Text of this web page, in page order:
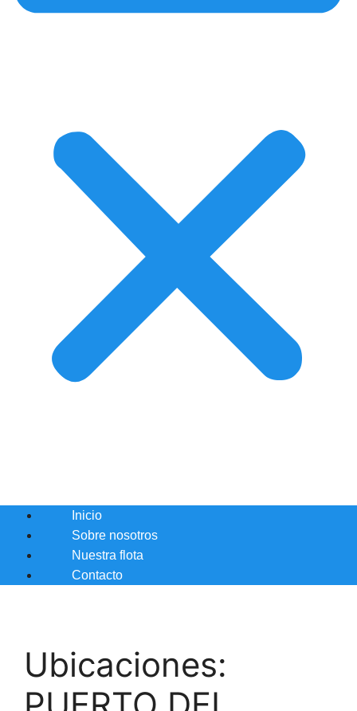
Inicio
Sobre nosotros
Nuestra flota
Contacto
Ubicaciones: